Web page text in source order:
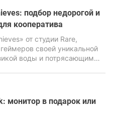
повышенной
подбор недорогой и
кооператива
от студии Rare,
своей уникальной
воды и потрясающим
ПК, особенно
монитор в подарок или